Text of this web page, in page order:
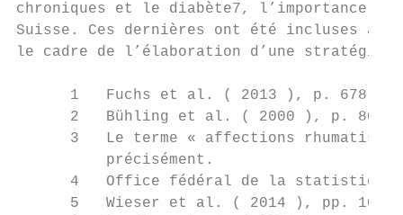
chroniques et le diabète7, l’importance
Suisse. Ces dernières ont été incluses au
le cadre de l’élaboration d’une stratégie
      1   Fuchs et al. ( 2013 ), p. 678.
      2   Bühling et al. ( 2000 ), p. 80.
3   Le terme « affections
          précisément.
4   Office fédéral de la statistique
5   Wieser et al. ( 2014 ), pp. 100-